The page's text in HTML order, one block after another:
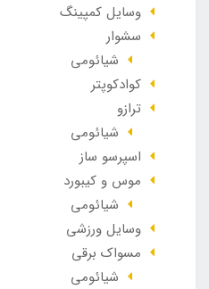
وسایل کمپینگ
سشوار
شیائومی
کوادکوپتر
ترازو
شیائومی
اسپرسو ساز
موس و کیبورد
شیائومی
وسایل ورزشی
مسواک برقی
شیائومی